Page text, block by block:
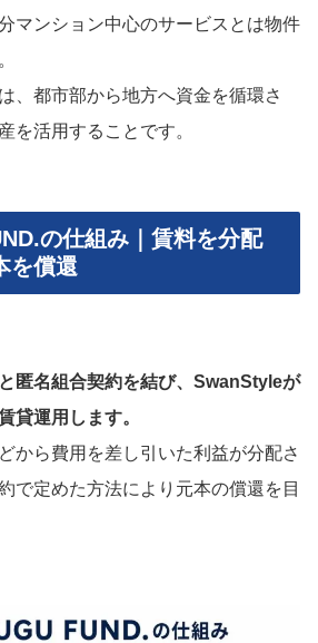
マンション中心のサービスとは物件
、都市部から地方へ資金を循環さ
を活用することです。
の仕組み｜賃料を分配
を償還
匿名組合契約を結び、SwanStyleが
貸運用します。
から費用を差し引いた利益が分配さ
で定めた方法により元本の償還を目